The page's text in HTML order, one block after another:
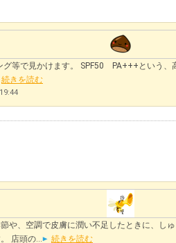
グ等で見かけます。 SPF50 PA+++という、
続きを読む
や、空調で皮膚に潤い不足したときに、し
店頭の...
続きを読む